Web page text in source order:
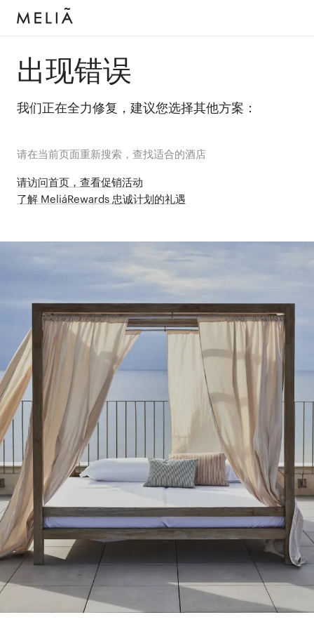
出现错误
我们正在全力修复，建议您选择其他方案：
请在当前页面重新搜索，查找适合的酒店
请访问首页，查看促销活动
了解 MeliáRewards 忠诚计划的礼遇